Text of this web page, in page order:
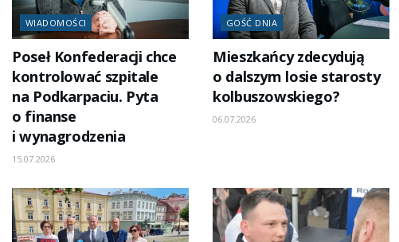
WIADOMOŚCI
Poseł Konfederacji chce
kontrolować szpitale
na Podkarpaciu. Pyta
o finanse
i wynagrodzenia
15.07.2026
GOŚĆ DNIA
Mieszkańcy zdecydują
o dalszym losie starosty
kolbuszowskiego?
06.07.2026